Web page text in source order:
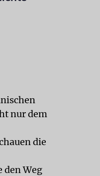
nur dem
die
den Weg